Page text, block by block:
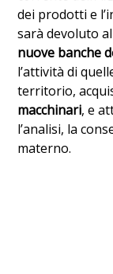
dei prodotti e
sarà devoluto
nuove banche
l’attività di
territorio,
macchinari, e
l’analisi, la
materno.